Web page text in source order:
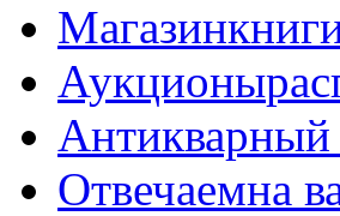
Магазин
Аукционы
Отвечаемна